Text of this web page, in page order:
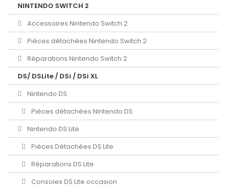
NINTENDO SWITCH 2
Accessoires Nintendo Switch 2
Pièces détachées Nintendo Switch 2
Réparations Nintendo Switch 2
DS/ DSLite / DSi / DSi XL
Nintendo DS
Pièces détachées Nintendo DS
Nintendo DS Lite
Pièces Détachées DS Lite
Réparations DS Lite
Consoles DS Lite occasion